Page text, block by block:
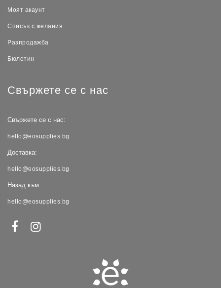
Моят акаунт
Списък с желания
Разпродажба
Бюлетин
Свържете се с нас
Свържете се с нас:
hello@eosupplies.bg
Доставка:
hello@eosupplies.bg
Назад към:
hello@eosupplies.bg